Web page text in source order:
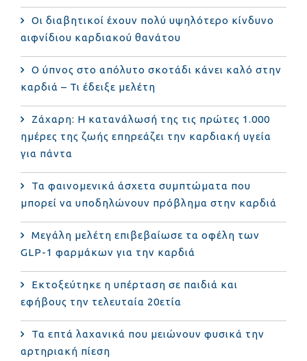
Οι διαβητικοί έχουν πολύ υψηλότερο κίνδυνο
αιφνίδιου καρδιακού θανάτου
Ο ύπνος στο απόλυτο σκοτάδι κάνει καλό στην
καρδιά – Τι έδειξε μελέτη
Ζάχαρη: Η κατανάλωσή της τις πρώτες 1.000
ημέρες της ζωής επηρεάζει την καρδιακή υγεία
για πάντα
Τα φαινομενικά άσχετα συμπτώματα που
μπορεί να υποδηλώνουν πρόβλημα στην καρδιά
Μεγάλη μελέτη επιβεβαίωσε τα οφέλη των
GLP-1 φαρμάκων για την καρδιά
Εκτοξεύτηκε η υπέρταση σε παιδιά και
εφήβους την τελευταία 20ετία
Τα επτά λαχανικά που μειώνουν φυσικά την
αρτηριακή πίεση